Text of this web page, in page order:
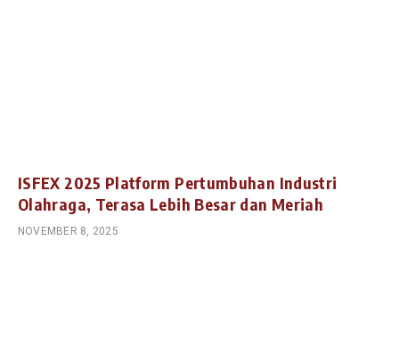
ISFEX 2025 Platform Pertumbuhan Industri
Olahraga, Terasa Lebih Besar dan Meriah
NOVEMBER 8, 2025